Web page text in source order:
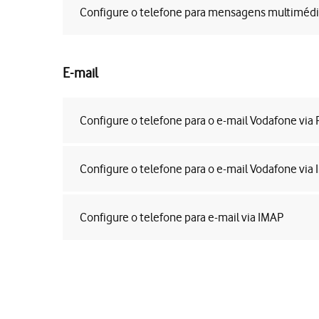
Configure o telefone para mensagens
E-mail
Configure o telefone para o e-mail Vodafone via
Configure o telefone para o e-mail Vodafone via
Configure o telefone para e-mail via IMAP